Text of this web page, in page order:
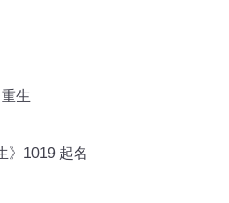
生
》1019 起名